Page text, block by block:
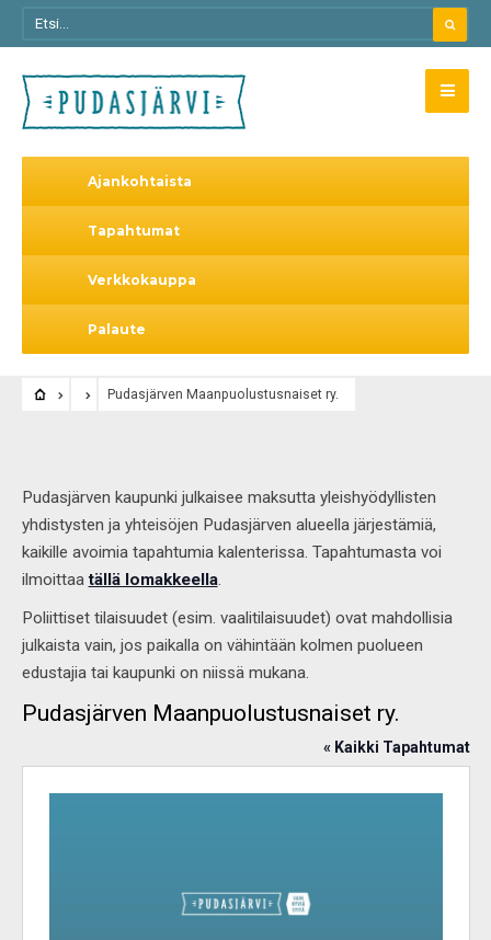
Ajankohtaista
Tapahtumat
Verkkokauppa
Palaute
Pudasjärven Maanpuolustusnaiset ry.
Pudasjärven kaupunki julkaisee maksutta yleishyödyllisten
yhdistysten ja yhteisöjen Pudasjärven alueella järjestämiä,
kaikille avoimia tapahtumia kalenterissa. Tapahtumasta voi
ilmoittaatällä lomakkeella.
Poliittiset tilaisuudet (esim. vaalitilaisuudet) ovat mahdollisia
julkaista vain, jos paikalla on vähintään kolmen puolueen
edustajia tai kaupunki on niissä mukana.
Pudasjärven Maanpuolustusnaiset ry.
« Kaikki Tapahtumat